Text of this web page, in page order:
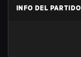
INFO DEL PARTIDO